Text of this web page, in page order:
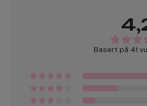
Basert på 41